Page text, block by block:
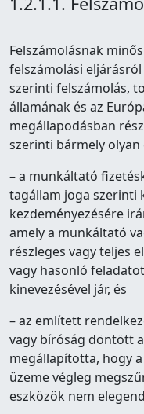
Felszámolásnak
felszámolási eljárásról
szerinti felszámolás,
államának és az
megállapodásban
szerinti bármely olyan
– a munkáltató
tagállam joga szerinti
kezdeményezésére
amely a munkáltató
részleges vagy teljes
vagy hasonló
kinevezésével jár, és
– az említett
vagy bíróság döntött
megállapította, hogy
üzeme végleg
eszközök nem